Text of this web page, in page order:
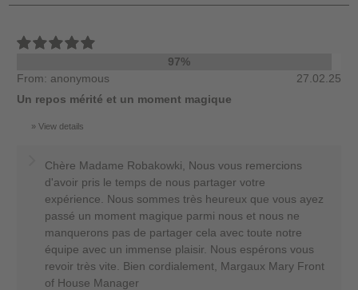
97%
From: anonymous
27.02.25
Un repos mérité et un moment magique
View details
Chère Madame Robakowki, Nous vous remercions
d'avoir pris le temps de nous partager votre
expérience. Nous sommes très heureux que vous ayez
passé un moment magique parmi nous et nous ne
manquerons pas de partager cela avec toute notre
équipe avec un immense plaisir. Nous espérons vous
revoir très vite. Bien cordialement, Margaux Mary Front
of House Manager